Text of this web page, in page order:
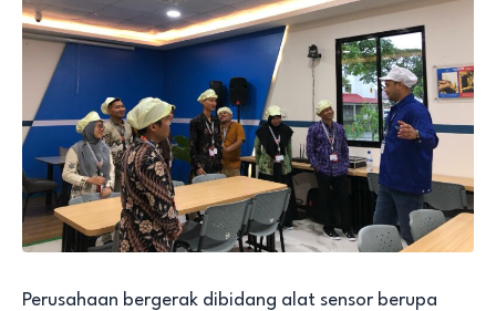
Perusahaan bergerak dibidang alat sensor berupa